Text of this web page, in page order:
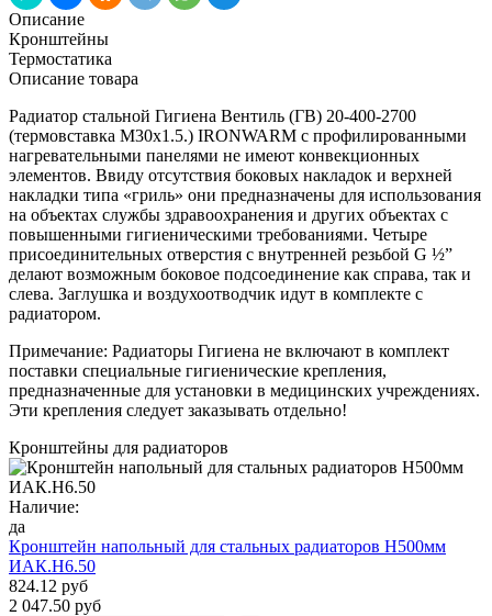
Описание
Кронштейны
Термостатика
Описание товара
Радиатор стальной Гигиена Вентиль (ГВ) 20-400-2700
(термовставка М30х1.5.) IRONWARM с профилированными
нагревательными панелями не имеют конвекционных
элементов. Ввиду отсутствия боковых накладок и верхней
накладки типа «гриль» они предназначены для использования
на объектах службы здравоохранения и других объектах с
повышенными гигиеническими требованиями. Четыре
присоединительных отверстия с внутренней резьбой G ½”
делают возможным боковое подсоединение как справа, так и
слева. Заглушка и воздухоотводчик идут в комплекте с
радиатором.
Примечание: Радиаторы Гигиена не включают в комплект
поставки специальные гигиенические крепления,
предназначенные для установки в медицинских учреждениях.
Эти крепления следует заказывать отдельно!
Кронштейны для радиаторов
Наличие:
да
Кронштейн напольный для стальных радиаторов Н500мм
ИАК.Н6.50
824.12 руб
2 047.50 руб